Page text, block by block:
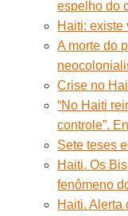
espelho do
Haiti: existe
A morte do
Crise no
“No Haiti
controle”.
Sete teses
Haiti. Os
fenômeno
Haiti. Alerta